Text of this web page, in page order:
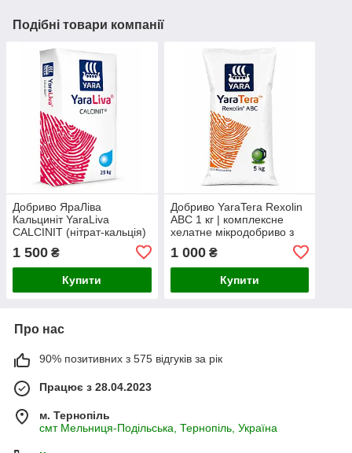
Подібні товари компанії
Добриво ЯраЛіва
Кальциніт YaraLiva
CALCINIT (нітрат-кальція)
1 500 ₴
Купити
Добриво YaraTera Rexolin
ABC 1 кг | комплексне
хелатне мікродобриво з
Fe, Mn, Zn, Cu, Mg, B та
Mo
1 000₴
Купити
Про нас
90% позитивних з 575 відгуків за рік
Працює з 28.04.2023
м. Тернопіль
смт Мельниця-Подільська, Тернопіль, Україна